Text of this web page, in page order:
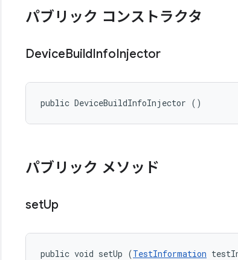
パブリック コンストラクタ
DeviceBuildInfoInjector
public DeviceBuildInfoInjector ()
パブリック メソッド
setUp
public void setUp (TestInformation